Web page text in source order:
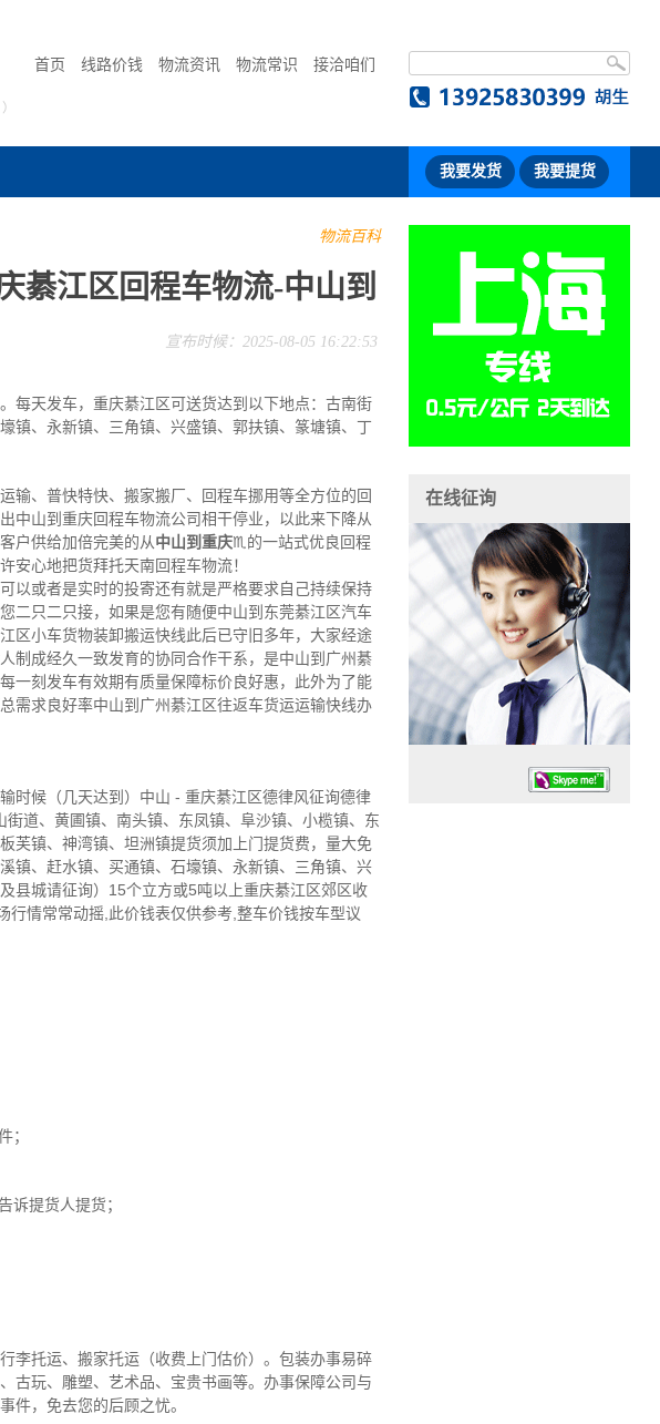
首页 线路价钱 物流资讯 物流常识 接洽咱们
我要发货 我要提货
物流百科
綦江区回程车物流-中山到
宣布时候：2025-08-05 16:22:53
每天发车，重庆綦江区可送货达到以下地点：古南街
镇、永新镇、三角镇、兴盛镇、郭扶镇、篆塘镇、丁
输、普快特快、搬家搬厂、回程车挪用等全方位的回
中山到重庆回程车物流公司相干停业，以此来下降从
户供给加倍完美的从中山到重庆♏的一站式优良回程
安心地把货拜托天南回程车物流！
以或者是实时的投寄还有就是严格要求自己持续保持
二只二只接，如果是您有随便中山到东莞綦江区汽车
区小车货物装卸搬运快线此后已守旧多年，大家经途
制成经久一致发育的协同合作干系，是中山到广州綦
一刻发车有效期有质量保障标价良好惠，此外为了能
需求良好率中山到广州綦江区往返车货运运输快线办
时候（几天达到）中山 - 重庆綦江区德律风征询德律
道、黄圃镇、南头镇、东凤镇、阜沙镇、小榄镇、东
芙镇、神湾镇、坦洲镇提货须加上门提货费，量大免
镇、赶水镇、买通镇、石壕镇、永新镇、三角镇、兴
县城请征询）15个立方或5吨以上重庆綦江区郊区收
情常常动摇,此价钱表仅供参考,整车价钱按车型议
；
诉提货人提货；
李托运、搬家托运（收费上门估价）。包装办事易碎
古玩、雕塑、艺术品、宝贵书画等。办事保障公司与
件，免去您的后顾之忧。
在线征询